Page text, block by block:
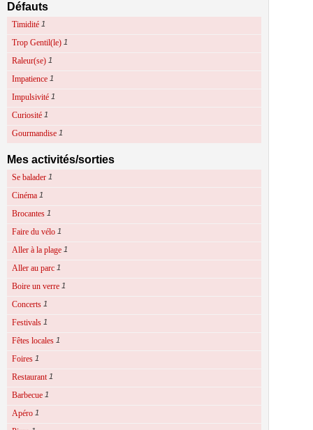
Défauts
Timidité 1
Trop Gentil(le) 1
Raleur(se) 1
Impatience 1
Impulsivité 1
Curiosité 1
Gourmandise 1
Mes activités/sorties
Se balader 1
Cinéma 1
Brocantes 1
Faire du vélo 1
Aller à la plage 1
Aller au parc 1
Boire un verre 1
Concerts 1
Festivals 1
Fêtes locales 1
Foires 1
Restaurant 1
Barbecue 1
Apéro 1